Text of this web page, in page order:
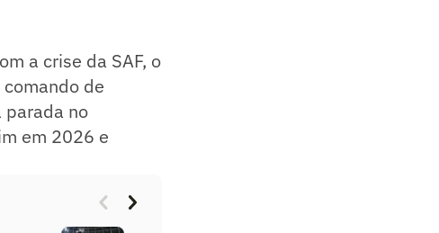
a crise da SAF, o
de
parada no
em 2026 e